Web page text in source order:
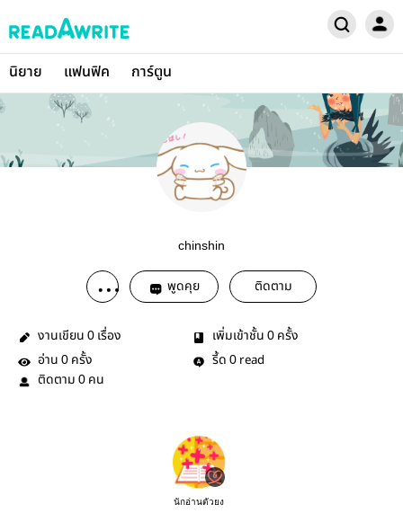
นิยาย แฟนฟิค การ์ตูน
chinshin
พูดคุย ติดตาม
งานเขียน 0 เรื่อง เพิ่มเข้าชั้น 0 ครั้ง
อ่าน 0 ครั้ง รี้ด 0 read
ติดตาม 0 คน
นักอ่านตัวยง